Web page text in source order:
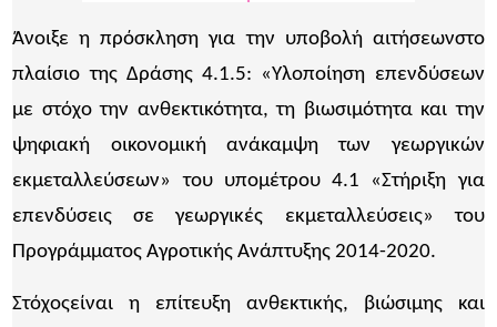
Άνοιξε η πρόσκληση για την υποβολή αιτήσεωνστο
πλαίσιο της Δράσης 4.1.5: «Υλοποίηση επενδύσεων
με στόχο την ανθεκτικότητα, τη βιωσιμότητα και την
ψηφιακή οικονομική ανάκαμψη των γεωργικών
εκμεταλλεύσεων» του υπομέτρου 4.1 «Στήριξη για
επενδύσεις σε γεωργικές εκμεταλλεύσεις» του
Προγράμματος Αγροτικής Ανάπτυξης 2014-2020.
Στόχοςείναι η επίτευξη ανθεκτικής, βιώσιμης και